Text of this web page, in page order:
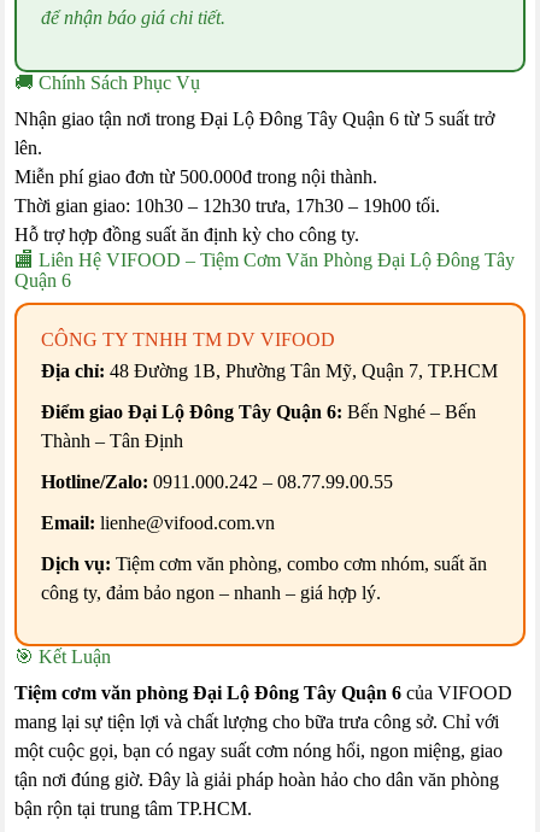
để nhận báo giá chi tiết.
🚚 Chính Sách Phục Vụ
Nhận giao tận nơi trong Đại Lộ Đông Tây Quận 6 từ 5 suất trở
lên.
Miễn phí giao đơn từ 500.000đ trong nội thành.
Thời gian giao: 10h30 – 12h30 trưa, 17h30 – 19h00 tối.
Hỗ trợ hợp đồng suất ăn định kỳ cho công ty.
🏬 Liên Hệ VIFOOD – Tiệm Cơm Văn Phòng Đại Lộ Đông Tây
Quận 6
CÔNG TY TNHH TM DV VIFOOD
Địa chỉ: 48 Đường 1B, Phường Tân Mỹ, Quận 7, TP.HCM
Điểm giao Đại Lộ Đông Tây Quận 6: Bến Nghé – Bến
Thành – Tân Định
Hotline/Zalo: 0911.000.242 – 08.77.99.00.55
Email: lienhe@vifood.com.vn
Dịch vụ: Tiệm cơm văn phòng, combo cơm nhóm, suất ăn
công ty, đảm bảo ngon – nhanh – giá hợp lý.
🎯 Kết Luận
Tiệm cơm văn phòng Đại Lộ Đông Tây Quận 6 của VIFOOD
mang lại sự tiện lợi và chất lượng cho bữa trưa công sở. Chỉ với
một cuộc gọi, bạn có ngay suất cơm nóng hổi, ngon miệng, giao
tận nơi đúng giờ. Đây là giải pháp hoàn hảo cho dân văn phòng
bận rộn tại trung tâm TP.HCM.